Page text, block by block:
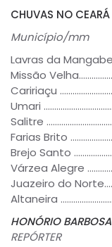
CHUVAS NO CEARÁ
Município/mm
Lavras da
Missão
Caririaçu
Umari
Salitre
Farias Brito
Brejo Santo
Várzea Alegre
Juazeiro do
Altaneira
HONÓRIO BARBOSA
REPÓRTER